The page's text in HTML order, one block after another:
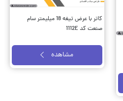
کاتر با عرض تیغه 18 میلیمتر سام
صنعت کد 1112E
مشاهده